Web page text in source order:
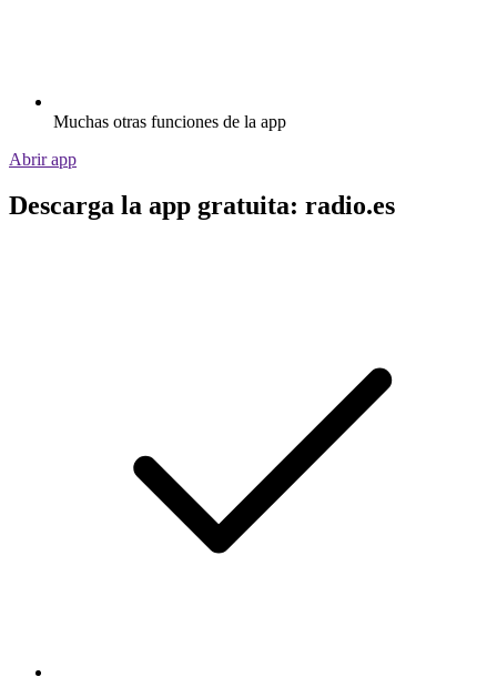
Muchas otras funciones de la app
Abrir app
Descarga la app gratuita: radio.es